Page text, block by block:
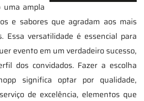
uma ampla
e sabores que agradam aos mais
Essa versatilidade é essencial para
evento em um verdadeiro sucesso,
dos convidados. Fazer a escolha
significa optar por qualidade,
de excelência, elementos que